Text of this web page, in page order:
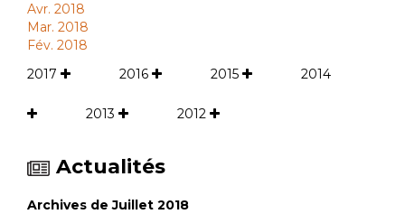
Avr. 2018
Mar. 2018
Fév. 2018
2017
2016 2015 2014
2013 2012
Actualités
Archives de Juillet 2018